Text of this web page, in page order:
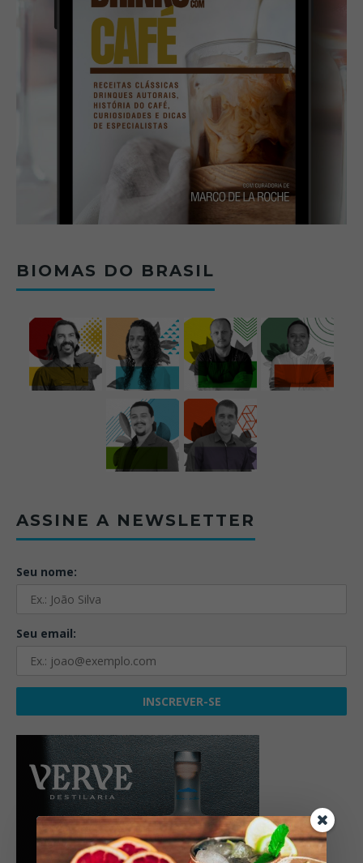
BIOMAS DO BRASIL
ASSINE A NEWSLETTER
Seu nome:
Seu email: